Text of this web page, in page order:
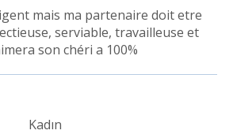
mais ma partenaire doit etre
serviable, travailleuse et
son chéri a 100%
Kadın